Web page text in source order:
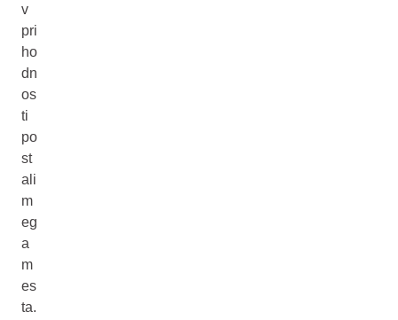
v
pri
ho
dn
os
ti
po
st
ali
m
eg
a
m
es
ta.